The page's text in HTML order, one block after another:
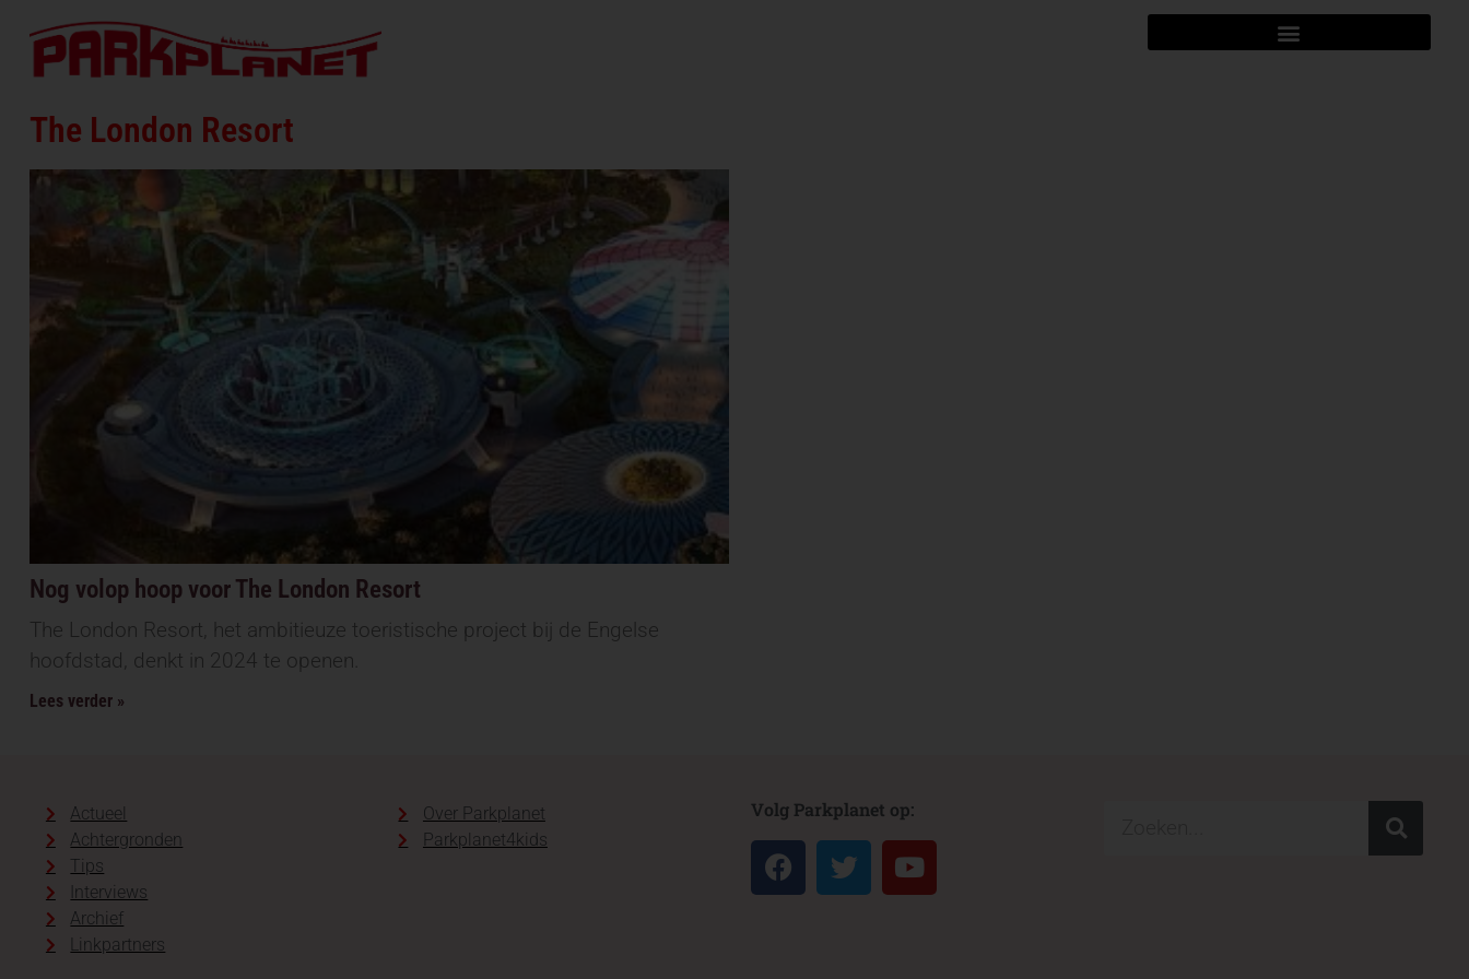
The London Resort
Nog volop hoop voor The London Resort
The London Resort, het ambitieuze toeristische project bij de Engelse
hoofdstad, denkt in 2024 te openen.
Lees verder »
Actueel
Achtergronden
Tips
Interviews
Archief
Linkpartners
Over Parkplanet
Parkplanet4kids
Volg Parkplanet op: